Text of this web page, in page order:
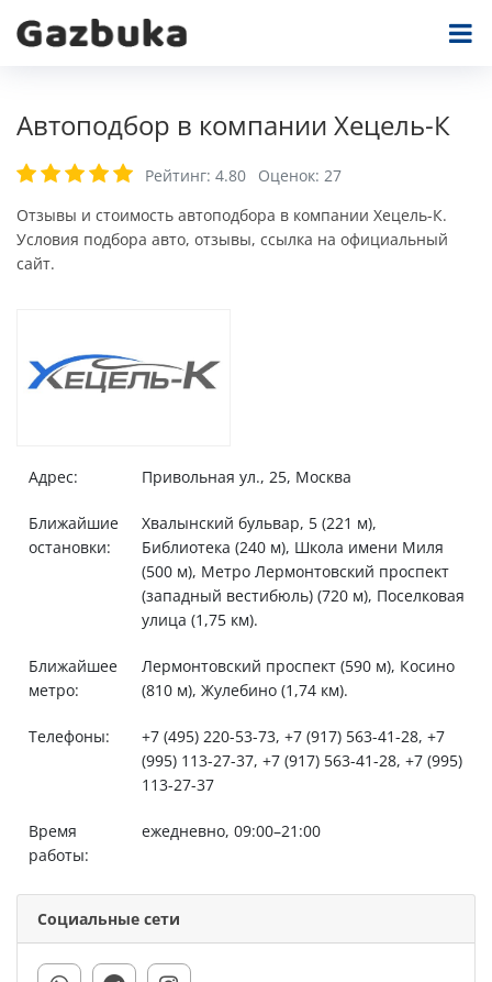
Автоподбор в компании Хецель-К
Рейтинг: 4.80 Оценок: 27
Отзывы и стоимость автоподбора в компании Хецель-К.
Условия подбора авто, отзывы, ссылка на официальный
сайт.
Адрес: Привольная ул., 25, Москва
Ближайшие
остановки:
Хвалынский бульвар, 5 (221 м),
Библиотека (240 м), Школа имени Миля
(500 м), Метро Лермонтовский проспект
(западный вестибюль) (720 м), Поселковая
улица (1,75 км).
Ближайшее
метро:
Лермонтовский проспект (590 м), Косино
(810 м), Жулебино (1,74 км).
Телефоны:
+7 (495) 220-53-73, +7 (917) 563-41-28, +7
(995) 113-27-37, +7 (917) 563-41-28, +7 (995)
113-27-37
Время
работы:
ежедневно, 09:00–21:00
Социальные сети